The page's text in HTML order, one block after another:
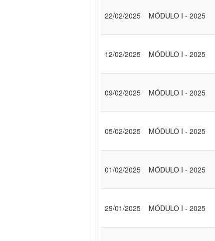
22/02/2025 MÓDULO I - 2025
12/02/2025 MÓDULO I - 2025
09/02/2025 MÓDULO I - 2025
05/02/2025 MÓDULO I - 2025
01/02/2025 MÓDULO I - 2025
29/01/2025 MÓDULO I - 2025